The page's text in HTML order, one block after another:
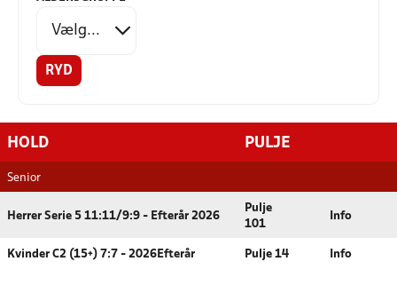
RYD
HOLD PULJE
Senior
Herrer Serie 5 11:11/9:9 - Efterår 2026
Pulje
101
Info
Kvinder C2 (15+) 7:7 - 2026Efterår Pulje 14 Info